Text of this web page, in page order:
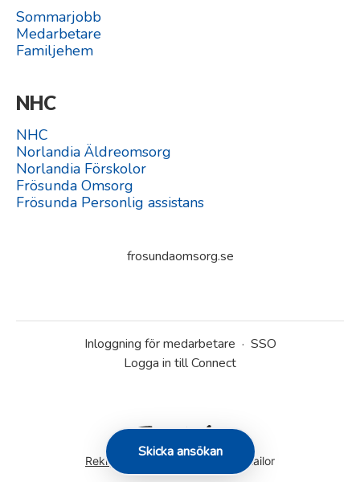
Skicka ansökan
Sommarjobb
Medarbetare
Familjehem
NHC
NHC
Norlandia Äldreomsorg
Norlandia Förskolor
Frösunda Omsorg
Frösunda Personlig assistans
frosundaomsorg.se
Inloggning för medarbetare · SSO
Logga in till Connect
Rekryteringsverktyg från Teamtailor